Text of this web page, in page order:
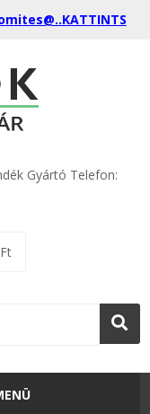
Gyártó Telefon:
Ft